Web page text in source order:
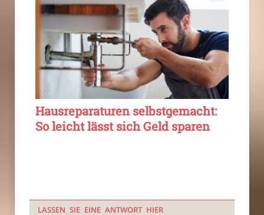
Hausreparaturen selbstgemacht:
So leicht lässt sich Geld sparen
LASSEN SIE EINE ANTWORT HIER